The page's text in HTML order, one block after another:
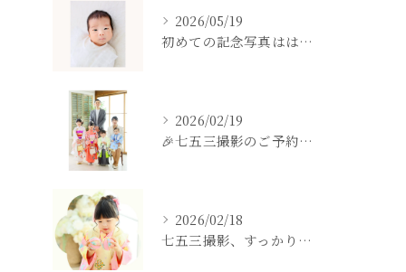
2026/05/19
初めての記念写真はは、DEAR STUDIOで。
2026/02/19
🎉七五三撮影のご予約をご検討中の方へ🎉
2026/02/18
七五三撮影、すっかり忘れてた💦という方も